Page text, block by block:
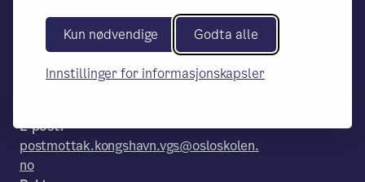
Kun nødvendige Godta alle
Innstillinger for informasjonskapsler
Oslo kommune, Utdanningsetaten,
Kongshavn vgs, Pb 6127 Etterstad,
0602 Oslo
E-post:
postmottak.kongshavn.vgs@osloskolen.
no